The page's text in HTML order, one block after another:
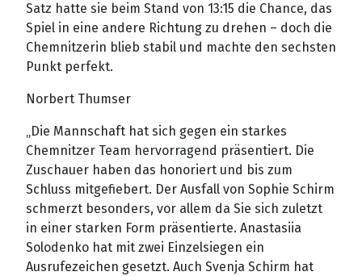
Satz hatte sie beim Stand von 13:15 die Chance, das
Spiel in eine andere Richtung zu drehen – doch die
Chemnitzerin blieb stabil und machte den sechsten
Punkt perfekt.
Norbert Thumser
„Die Mannschaft hat sich gegen ein starkes
Chemnitzer Team hervorragend präsentiert. Die
Zuschauer haben das honoriert und bis zum
Schluss mitgefiebert. Der Ausfall von Sophie Schirm
schmerzt besonders, vor allem da Sie sich zuletzt
in einer starken Form präsentierte. Anastasiia
Solodenko hat mit zwei Einzelsiegen ein
Ausrufezeichen gesetzt. Auch Svenja Schirm hat